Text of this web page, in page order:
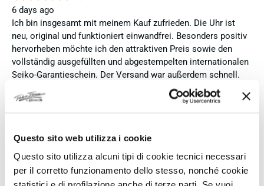
Questo sito web utilizza i cookie
Questo sito utilizza alcuni tipi di cookie tecnici necessari
per il corretto funzionamento dello stesso, nonché cookie
6 days ago
Ich bin insgesamt mit meinem Kauf zufrieden. Die Uhr ist
neu, original und funktioniert einwandfrei. Besonders positiv
hervorheben möchte ich den attraktiven Preis sowie den
vollständig ausgefüllten und abgestempelten internationalen
Seiko-Garantieschein. Der Versand war außerdem schnell.
Dennoch vergebe ich 4 statt 5 Sterne, da die Lieferung nicht
meinen Erwartungen an einen autorisierten Seiko-Händler
Verpackung, die ich von diesem Modell aus offiziellen
Präsentationen und Videos kenne (andere Box und anderes
Uhrenkissen), und auch die Seiko-Hangtags mit
Modellinformationen fehlten. Die Uhr selbst ist in neuem